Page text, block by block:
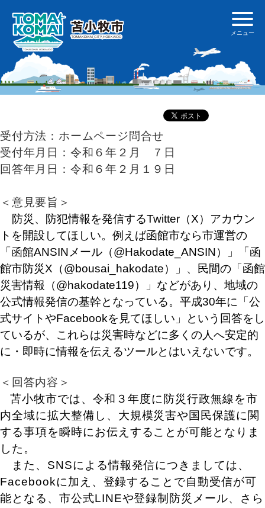
受付方法：ホームページ問合せ
受付年月日：令和６年２月 ７日
回答年月日：令和６年２月１９日
＜意見要旨＞
防災、防犯情報を発信するTwitter（X）アカウン
トを開設してほしい。例えば函館市なら市運営の
「函館ANSINメール（@Hakodate_ANSIN）」「函
館市防災X（@bousai_hakodate）」、民間の「函館
災害情報（@hakodate119）」などがあり、地域の
公式情報発信の基幹となっている。平成30年に「公
式サイトやFacebookを見てほしい」という回答をし
ているが、これらは災害時などに多くの人へ安定的
に・即時に情報を伝えるツールとはいえないです。
＜回答内容＞
苫小牧市では、令和３年度に防災行政無線を市
内全域に拡大整備し、大規模災害や国民保護に関
する事項を瞬時にお伝えすることが可能となりま
した。
また、SNSによる情報発信につきましては、
Facebookに加え、登録することで自動受信が可
能となる、市公式LINEや登録制防災メール、さら